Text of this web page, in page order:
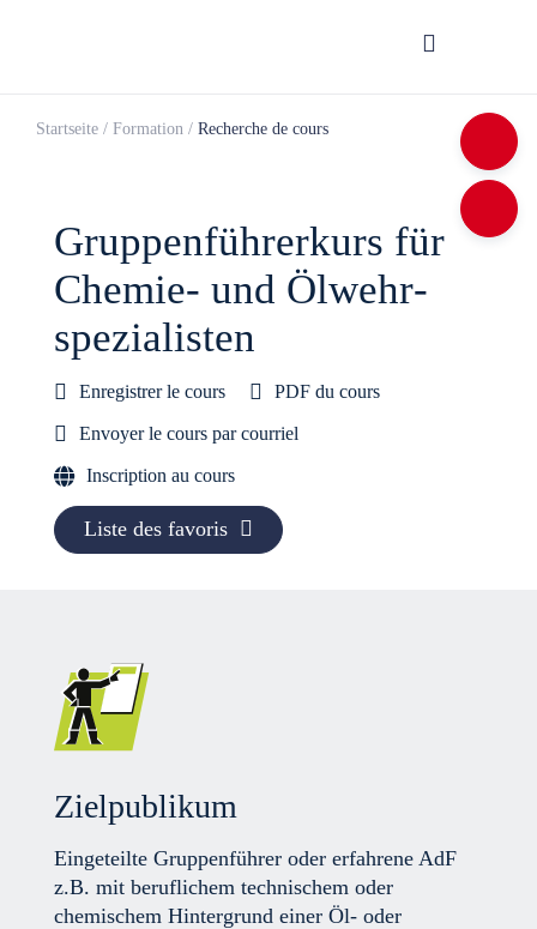
Startseite / Formation / Recherche de cours
Grup­pen­füh­rer­kurs für
Chemie- und Ölwehr­
spe­zia­lis­ten
Enregistrer le cours PDF du cours
Envoyer le cours par courriel
Inscription au cours
Liste des favoris
Zielpublikum
Eingeteilte Gruppenführer oder erfahrene AdF
z.B. mit beruflichem technischem oder
chemischem Hintergrund einer Öl- oder